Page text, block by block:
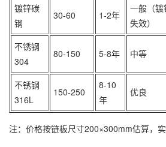
镀锌碳
钢
30-60 1-2年
一般（
失效）
不锈钢
304
80-150 5-8年 中等
不锈钢
316L
150-250
8-10
年
优良
注：价格按链板尺寸200×300mm估算，实